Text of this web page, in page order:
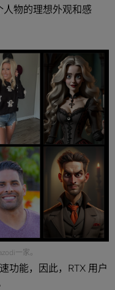
物的理想外观和感
一家。
功能，因此，RTX 用户